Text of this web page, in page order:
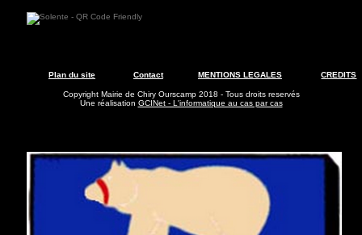
Plan du site Contact MENTIONS LEGALES CREDITS
Copyright Mairie de Chiry Ourscamp 2018 - Tous droits reservés
Une réalisation GCINet - L'informatique au cas par cas